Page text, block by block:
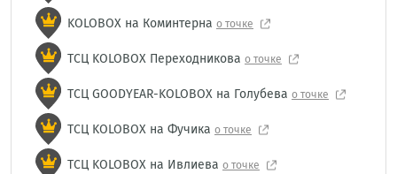
KOLOBOX на Коминтерна о точке
ТСЦ KOLOBOX Переходникова о точке
ТСЦ GOODYEAR-KOLOBOX на Голубева о точке
ТСЦ KOLOBOX на Фучика о точке
ТСЦ KOLOBOX на Ивлиева о точке